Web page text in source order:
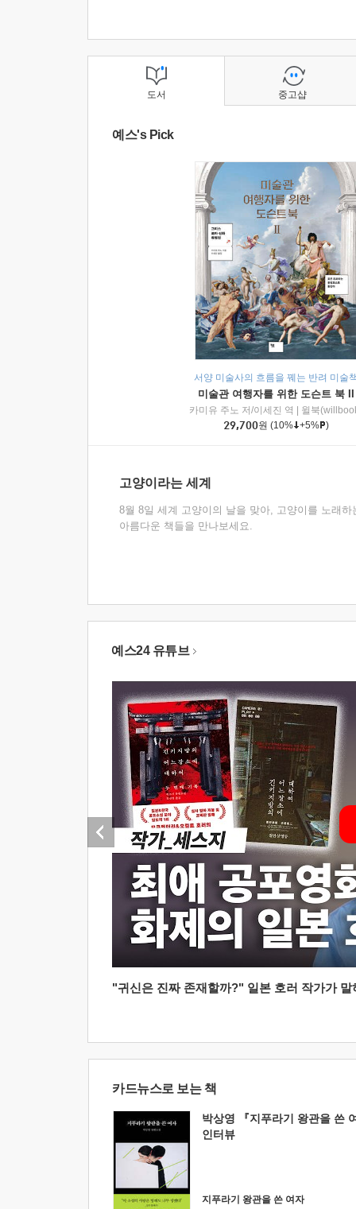
도서
예스's Pick
서양 미술사의 흐름을 꿰는 반려 미술
미술관 여행자를 위한 도슨트 북 II
카미유 주노 저/이세진 역
윌북
29,700원 (10% +5% )
고양이라는 세계
8월 8일 세계 고양이의 날을 맞아, 고양이를 노래하
아름다운 책들을 만나보세요.
중고샵
예스24 유튜브
"귀신은 진짜 존재할까?" 일본 호러 작가가
카드뉴스로 보는 책
박상영 『지푸라기 왕관을 쓴
인터뷰
지푸라기 왕관을 쓴 여자